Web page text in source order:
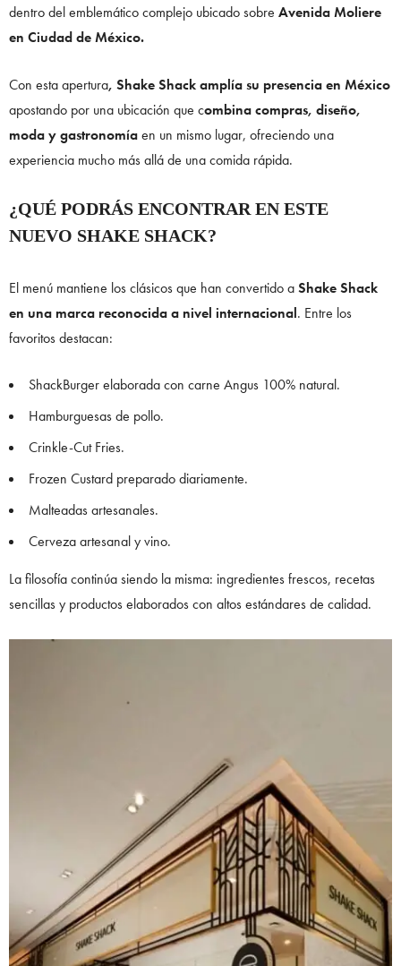
dentro del emblemático complejo ubicado sobre Avenida Moliere
en Ciudad de México.
Con esta apertura, Shake Shack amplía su presencia en México
apostando por una ubicación que combina compras, diseño,
moda y gastronomíaen un mismo lugar, ofreciendo una
experiencia mucho más allá de una comida rápida.
¿QUÉ PODRÁS ENCONTRAR EN ESTE
NUEVO SHAKE SHACK?
El menú mantiene los clásicos que han convertido aShake Shack
en una marca reconocida a nivel internacional. Entre los
favoritos destacan:
ShackBurger elaborada con carne Angus 100% natural.
Hamburguesas de pollo.
Crinkle-Cut Fries.
Frozen Custard preparado diariamente.
Malteadas artesanales.
Cerveza artesanal y vino.
La filosofía continúa siendo la misma: ingredientes frescos, recetas
sencillas y productos elaborados con altos estándares de calidad.